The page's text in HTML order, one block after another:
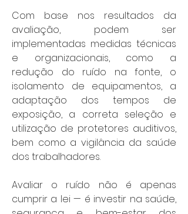
Com base nos resultados da
avaliação, podem ser
implementadas medidas técnicas
e organizacionais, como a
redução do ruído na fonte, o
isolamento de equipamentos, a
adaptação dos tempos de
exposição, a correta seleção e
utilização de protetores auditivos,
bem como a vigilância da saúde
dos trabalhadores.
Avaliar o ruído não é apenas
cumprir a lei — é investir na saúde,